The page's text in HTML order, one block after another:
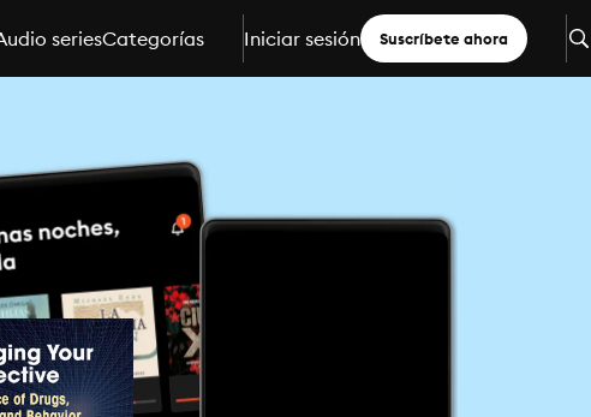
seriesCategorías Iniciar sesión Suscríbete ahora